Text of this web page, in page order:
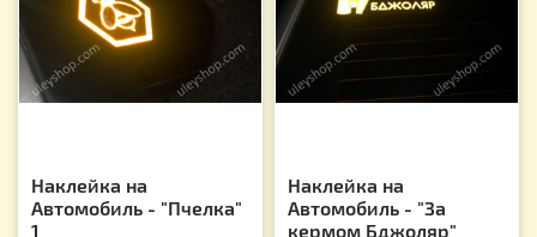
Наклейка на
Автомобиль - "Пчелка"
1
Наклейка на
Автомобиль - "За
кермом Бджоляр"